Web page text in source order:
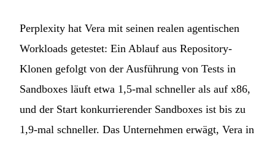
Perplexity hat Vera mit seinen realen agentischen
Workloads getestet: Ein Ablauf aus Repository-
Klonen gefolgt von der Ausführung von Tests in
Sandboxes läuft etwa 1,5-mal schneller als auf x86,
und der Start konkurrierender Sandboxes ist bis zu
1,9-mal schneller. Das Unternehmen erwägt, Vera in